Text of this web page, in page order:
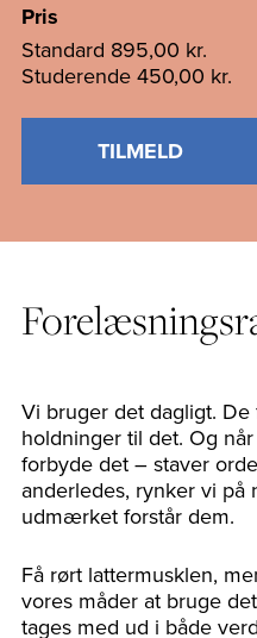
Pris
Standard 895,00 kr.
Studerende 450,00 kr.
TILMELD
Vi bruger det dagligt.
holdninger til det. Og
forbyde det – staver
anderledes, rynker vi
udmærket forstår dem.
Få rørt lattermusklen,
vores måder at bruge
tages med ud i både